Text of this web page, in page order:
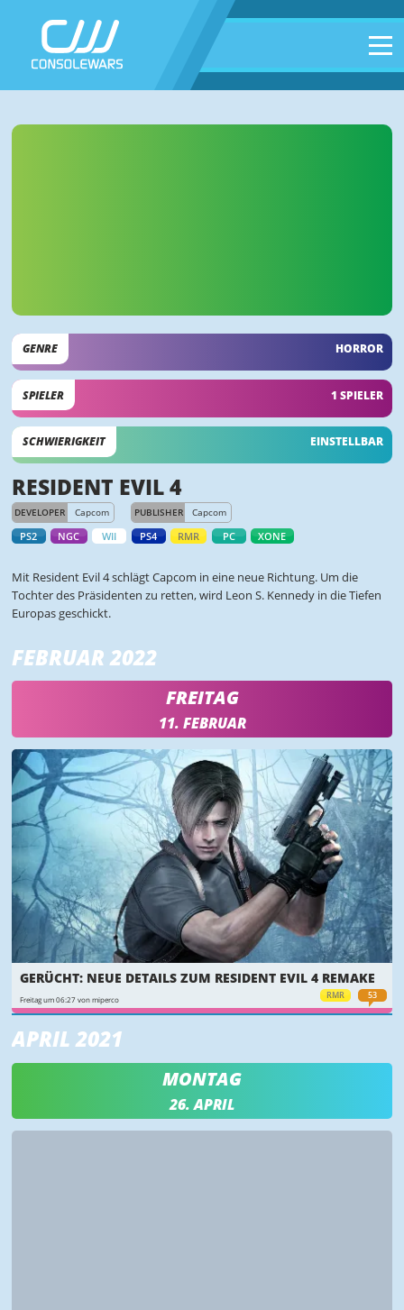
GENRE HORROR
SPIELER 1 SPIELER
SCHWIERIGKEIT EINSTELLBAR
RESIDENT EVIL 4
DEVELOPER Capcom PUBLISHER Capcom
PS2 NGC WII PS4 RMR PC XONE
Mit Resident Evil 4 schlägt Capcom in eine neue Richtung. Um die
Tochter des Präsidenten zu retten, wird Leon S. Kennedy in die Tiefen
Europas geschickt.
FEBRUAR 2022
FREITAG
11. FEBRUAR
RMR 53
GERÜCHT: NEUE DETAILS ZUM RESIDENT EVIL 4 REMAKE
Freitag um 06:27 von miperco
APRIL 2021
MONTAG
26. APRIL